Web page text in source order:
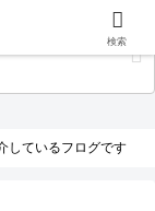
しているフログです
検索